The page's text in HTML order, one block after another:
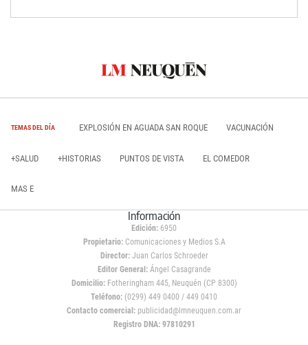
TEMAS DEL DÍA EXPLOSIÓN EN AGUADA SAN ROQUE VACUNACIÓN
+SALUD +HISTORIAS PUNTOS DE VISTA EL COMEDOR
MAS E
Información
Edición: 6950
Propietario:Comunicaciones y Medios S.A
Director: Juan Carlos Schroeder
Editor General:Ángel Casagrande
Domicilio:Fotheringham 445, Neuquén (CP 8300)
Teléfono: (0299) 449 0400 / 449 0410
Contacto comercial: publicidad@lmneuquen.com.ar
Registro DNA: 97810291